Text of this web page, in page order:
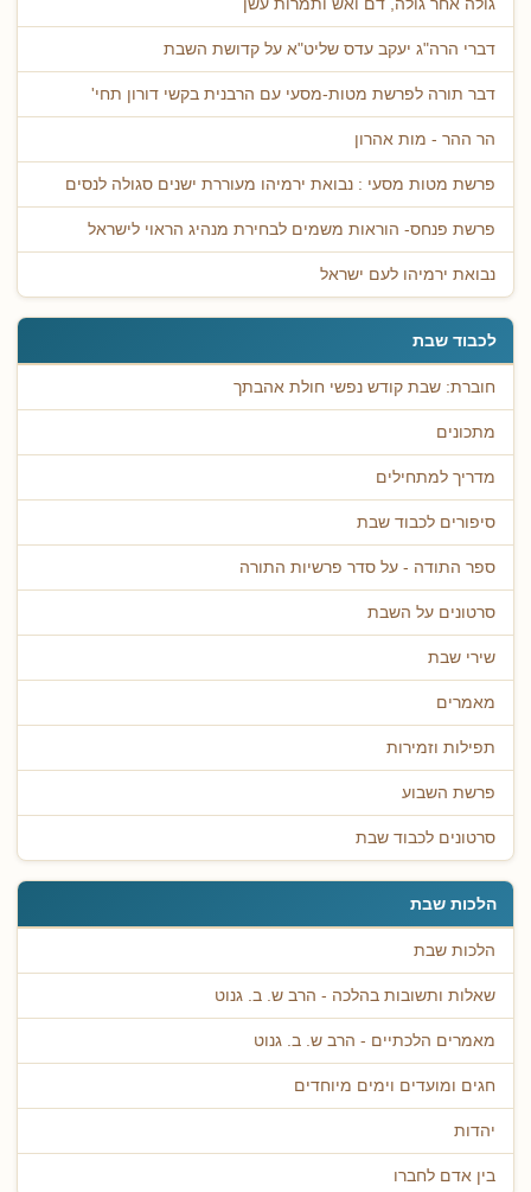
גולה אחר גולה, דם ואש ותמרות עשן
דברי הרה"ג יעקב עדס שליט"א על קדושת השבת
דבר תורה לפרשת מטות-מסעי עם הרבנית בקשי דורון תחי'
הר ההר - מות אהרון
פרשת מטות מסעי : נבואת ירמיהו מעוררת ישנים סגולה לנסים
פרשת פנחס- הוראות משמים לבחירת מנהיג הראוי לישראל
נבואת ירמיהו לעם ישראל
לכבוד שבת
חוברת: שבת קודש נפשי חולת אהבתך
מתכונים
מדריך למתחילים
סיפורים לכבוד שבת
ספר התודה - על סדר פרשיות התורה
סרטונים על השבת
שירי שבת
מאמרים
תפילות וזמירות
פרשת השבוע
סרטונים לכבוד שבת
הלכות שבת
הלכות שבת
שאלות ותשובות בהלכה - הרב ש. ב. גנוט
מאמרים הלכתיים - הרב ש. ב. גנוט
חגים ומועדים וימים מיוחדים
יהדות
בין אדם לחברו